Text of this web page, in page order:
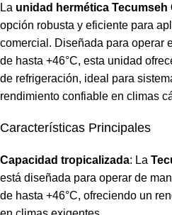
La unidad hermética Tecumseh
opción robusta y eficiente para
comercial. Diseñada para operar
de hasta +46°C, esta unidad
de refrigeración, ideal para
rendimiento confiable en climas
Características Principales
Capacidad tropicalizada: La
está diseñada para operar de
de hasta +46°C, ofreciendo un